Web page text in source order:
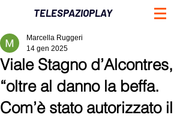
TELESPAZIOPLAY
Viale Stagno d’Alcontres,
“oltre al danno la beffa.
Com’è stato autorizzato il
Marcella Ruggeri
14 gen 2025